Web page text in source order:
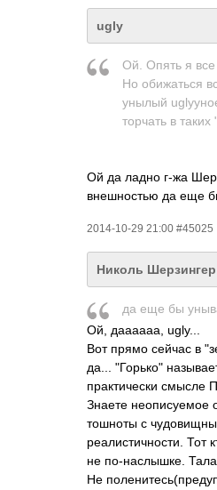
ugly
Ой. Опять я все
Но обижаться
унылый
торчать в таких
Ой да ладно г-жа
внешностью да еще
2014-10-29 21:00 #45025
Николь Шерзингер
да еще бы
Ой, даааааа, ugly...
Вот прямо сейчас в
да... "Горько"
практически
Знаете
тошноты с
реалистичности. Тот
не по-наслышке.
Не